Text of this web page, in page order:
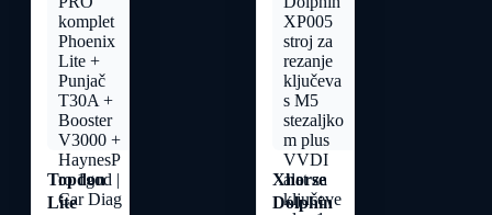
Topdon
Lite
Xhorse
Dolphin